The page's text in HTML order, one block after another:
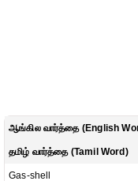
ஆங்கில வார்த்தை (English
தமிழ் வார்த்தை (Tamil Word)
Gas-shell